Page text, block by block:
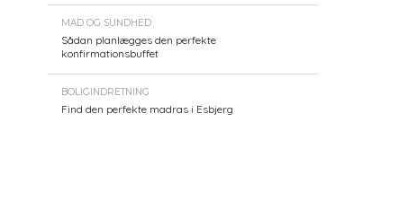
MAD OG SUNDHED
Sådan planlægges den perfekte
konfirmationsbuffet
BOLIGINDRETNING
Find den perfekte madras i Esbjerg